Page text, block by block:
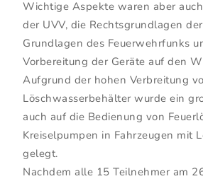
Wichtige Aspekte waren aber
der UVV, die Rechtsgrundlagen
Grundlagen des Feuerwehrfunks
Vorbereitung der Geräte auf den
Aufgrund der hohen Verbreitung
Löschwasserbehälter wurde ein
auch auf die Bedienung von
Kreiselpumpen in Fahrzeugen mit
gelegt.
Nachdem alle 15 Teilnehmer am